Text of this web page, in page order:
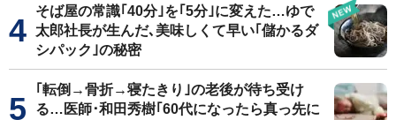
そば屋の常識｢40分｣を｢5分｣に変えた…ゆで
太郎社長が生んだ､美味しくて早い｢儲かるダ
シパック｣の秘密
｢転倒→骨折→寝たきり｣の老後が待ち受け
る…医師･和田秀樹｢60代になったら真っ先に